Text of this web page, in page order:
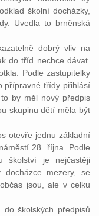
školní docházky,
Uvedla to brněnská
dobrý vliv na
do tříd nechce dávat.
Podle zastupitelky
přípravné třídy přihlásí
by měl nový předpis
skupinu dětí měla být
otevře jednu základní
28. října. Podle
školství je nejčastěji
mezery, se
jsou, ale v celku
školských předpisů